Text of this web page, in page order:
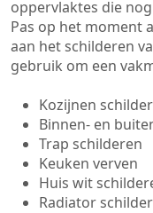
oppervlaktes die
Pas op het moment
aan het schilderen
gebruik om een
Kozijnen
Binnen- en
Trap schilderen
Keuken verven
Huis wit
Radiator schilder